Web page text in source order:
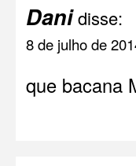
Danidisse:
8 de julho de
que bacana